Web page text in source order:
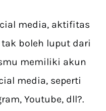
media, aktifitas
boleh luput dari
memiliki akun
media, seperti
Youtube, dll?.